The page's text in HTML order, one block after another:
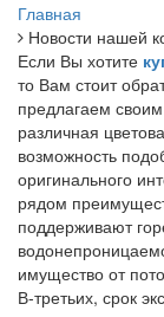
Главная
Новости нашей
Если Вы хотите
то Вам стоит
предлагаем
различная
возможность
оригинального
рядом
поддерживают
имущество от
В-третьих, срок